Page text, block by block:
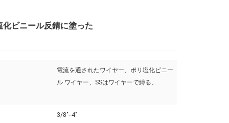
ビニール反錆に塗った
電流を通されたワイヤー、ポリ塩化ビニー
ル ワイヤー、SSはワイヤーで縛る、
3/8"--4"